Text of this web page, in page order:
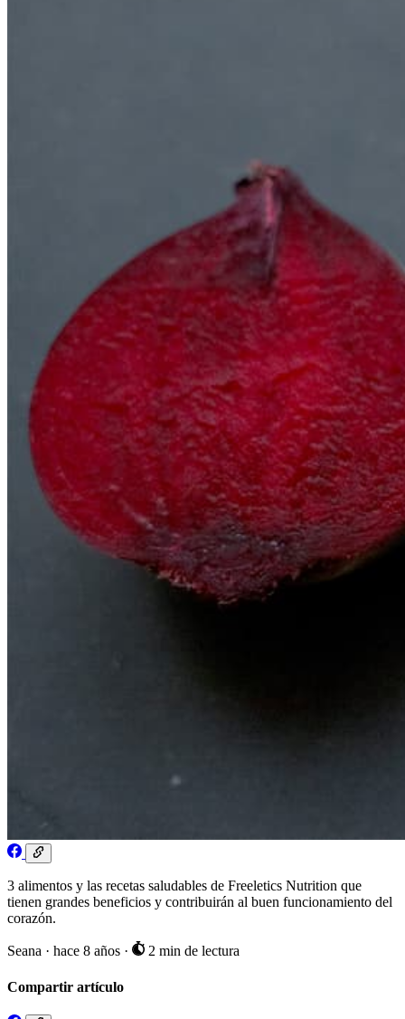
3 alimentos y las recetas saludables de Freeletics Nutrition que
tienen grandes beneficios y contribuirán al buen funcionamiento del
corazón.
Seana · hace 8 años · 2 min de lectura
Compartir artículo